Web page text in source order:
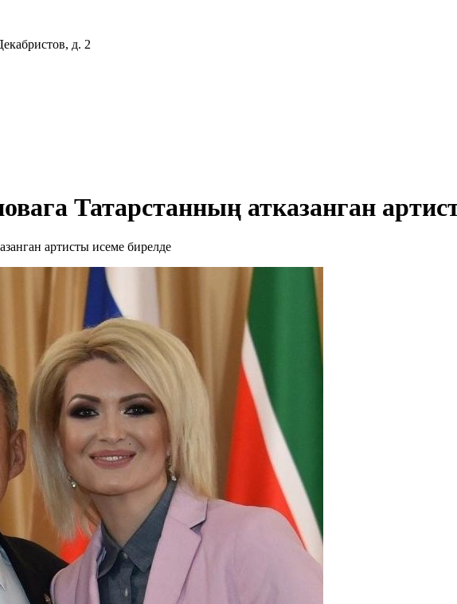
д. 2
Татарстанның атказанган
артисты исеме бирелде